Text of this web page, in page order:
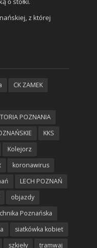
z której
CK ZAMEK
POZNANIA
KKS
Kolejorz
koronawirus
LECH POZNAŃ
objazdy
Poznańska
siatkówka kobiet
szkieły tramwaj